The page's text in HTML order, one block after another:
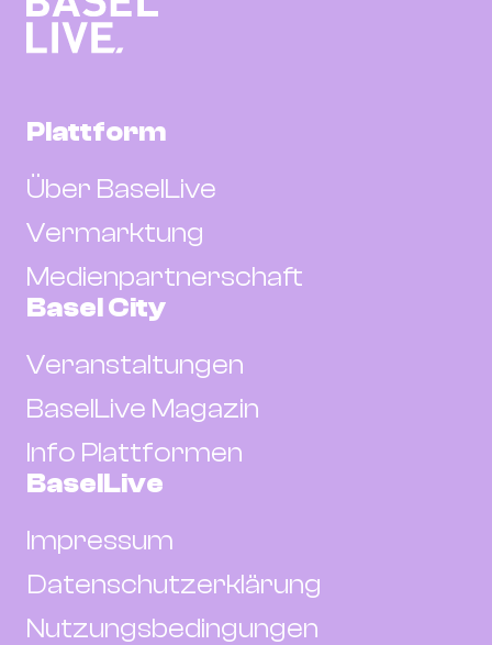
Plattform
Über BaselLive
Vermarktung
Medienpartnerschaft
Basel City
Veranstaltungen
BaselLive Magazin
Info Plattformen
BaselLive
Impressum
Datenschutzerklärung
Nutzungsbedingungen